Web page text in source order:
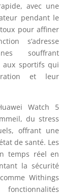
avec une
pendant le
pour affiner
s’adresse
souffrant
aux sportifs qui
et leur
Watch 5
du stress
offrant une
de santé. Les
temps réel en
la sécurité
Withings